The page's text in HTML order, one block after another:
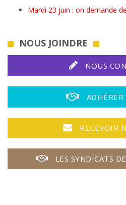
Mardi 23 juin : on demande
NOUS JOINDRE
NOUS
ADHÉRER
RECEVOIR
LES SYNDICATS